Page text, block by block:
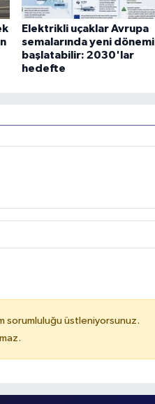
Elektrikli uçaklar Avrupa
semalarında yeni dönemi
başlatabilir: 2030'lar
hedefte
sorumluluğu üstleniyorsunuz.